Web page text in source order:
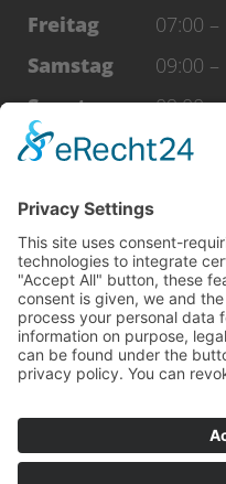
Freitag
07:00
Samstag
09:00
Sonntag
09:00
Feiertage
09:00 –
WERDE FAN
facebook
Instagram
Vertrag